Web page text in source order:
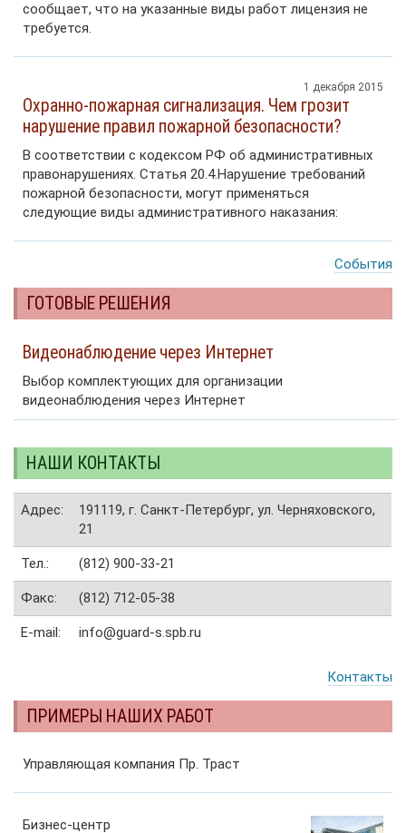
сообщает, что на указанные виды работ лицензия не
требуется.
1 декабря 2015
Охранно-пожарная сигнализация. Чем грозит
нарушение правил пожарной безопасности?
В соответствии с кодексом РФ об административных
правонарушениях. Статья 20.4.Нарушение требований
пожарной безопасности, могут применяться
следующие виды административного наказания:
События
ГОТОВЫЕ РЕШЕНИЯ
Видеонаблюдение через Интернет
Выбор комплектующих для организации
видеонаблюдения через Интернет
НАШИ КОНТАКТЫ
Адрес:
191119, г. Санкт-Петербург, ул. Черняховского,
21
Тел.: (812) 900-33-21
Факс: (812) 712-05-38
E-mail: info@guard-s.spb.ru
Контакты
ПРИМЕРЫ НАШИХ РАБОТ
Управляющая компания Пр. Траст
Бизнес-центр